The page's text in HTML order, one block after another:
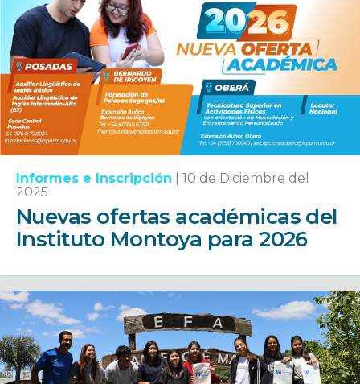
Informes e Inscripción
10 de Diciembre del
2025
Nuevas ofertas académicas del
Instituto Montoya para 2026